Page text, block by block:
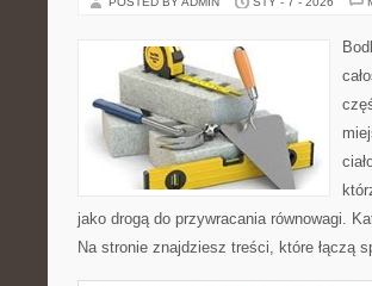
jako drogą do przywracania równowagi.
Na stronie znajdziesz treści, które łączą